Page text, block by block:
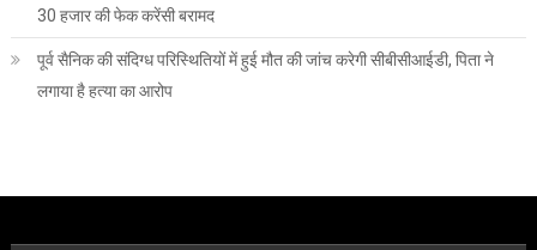
30 हजार की फेक करेंसी बरामद
पूर्व सैनिक की संदिग्ध परिस्थितियों में हुई मौत की जांच करेगी सीबीसीआईडी, पिता ने
लगाया है हत्या का आरोप